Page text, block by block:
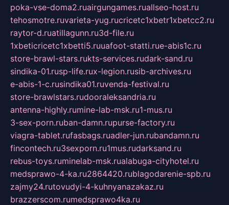
poka-vse-doma2.ruairgungames.ruallseo-host.ru
tehosmotre.ruvarieta-yug.rucricetc1xbetr1xbetcc2.ru
raytor-d.ruatillagunn.ru3d-file.ru
1xbeticricetc1xbetti5.ruuafoot-statti.rue-abis1c.ru
store-brawl-stars.rukts-services.rudark-sand.ru
sindika-01.rusp-life.rux-legion.rusib-archives.ru
e-abis-1-c.rusindika01.ruvenda-festival.ru
store-brawlstars.rudooraleksandria.ru
antenna-highly.rumine-lab-msk.ru1-mus.ru
3-sex-porn.ruban-damn.rupurse-factory.ru
viagra-tablet.rufasbags.ruadler-jun.rubandamn.ru
fincontech.ru3sexporn.ru1mus.rudarksand.ru
rebus-toys.ruminelab-msk.rualabuga-cityhotel.ru
medsprawo-4-ka.ru2864420.rublagodarenie-spb.ru
zajmy24.rutovudyi-4-kuhnyanazakaz.ru
brazzerscom.rumedsprawo4ka.ru